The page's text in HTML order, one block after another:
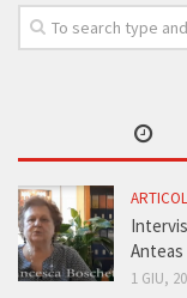
1 GIU,